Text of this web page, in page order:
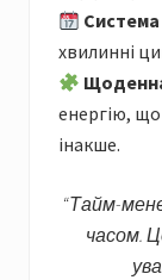
Система
хвилинні
енергію,
інакше.
“Тайм-
часом.